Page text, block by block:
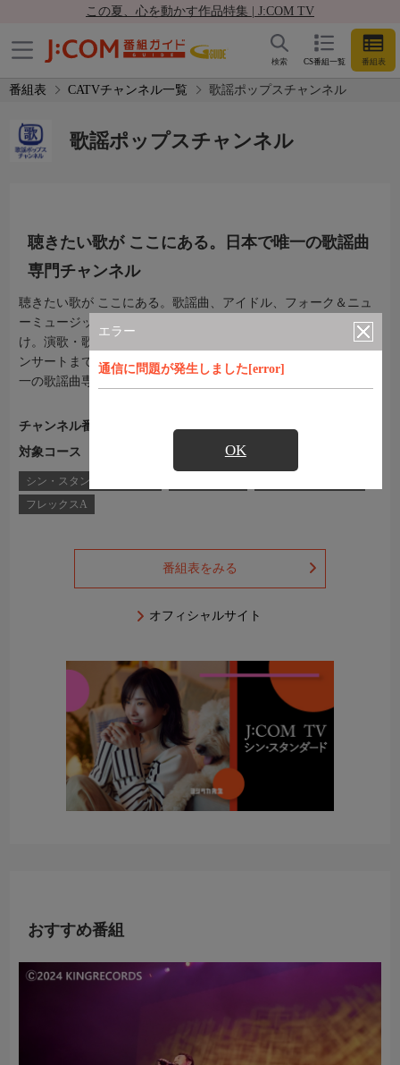
この夏、心を動かす作品特集 | J:COM TV
CS番組一覧 番組表
検索
番組表 CATVチャンネル一覧 歌謡ポップスチャンネル
エラー
通信に問題が発生しました[error]
OK
歌謡ポップスチャンネル
聴きたい歌が ここにある。日本で唯一の歌謡曲
専門チャンネル
聴きたい歌が ここにある。歌謡曲、アイドル、フォーク＆ニュ
ーミュージック、J-POPなどさまざまなジャンルの名曲をお届
け。演歌・歌謡曲の最新情報や、過去の貴重な映像から最新コ
ンサートまで見逃せない番組が豊富にラインナップ！日本で唯
一の歌謡曲専門チャンネルです。
チャンネル番号
対象コース
シン・スタンダードプラス
フレックスA
番組表をみる
オフィシャルサイト
おすすめ番組